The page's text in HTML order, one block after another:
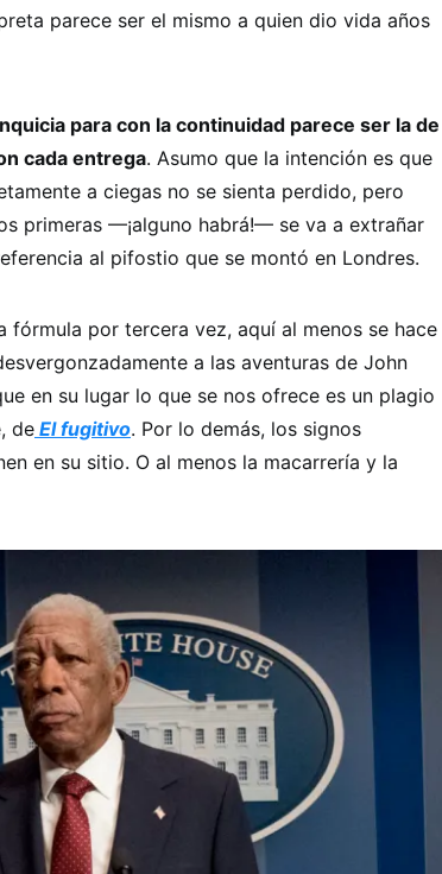
parece ser el mismo a quien dio vida años
para con la continuidad parece ser la de
cada entrega. Asumo que la intención es que
a ciegas no se sienta perdido, pero
primeras —¡alguno habrá!— se va a extrañar
al pifostio que se montó en Londres.
fórmula por tercera vez, aquí al menos se hace
a las aventuras de John
en su lugar lo que se nos ofrece es un plagio
de El fugitivo. Por lo demás, los signos
en su sitio. O al menos la macarrería y la